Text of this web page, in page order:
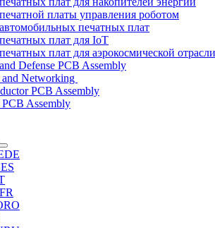
платы управления роботом
печатных плат
плат для IoT
плат для аэрокосмической отрасли
Defense PCB Assembly
and Networking
PCB Assembly
Assembly
DE
ES
FR
RO